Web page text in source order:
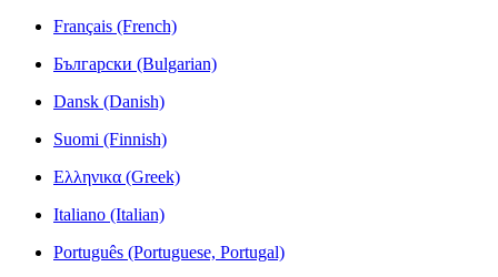
Français (French)
Български (Bulgarian)
Dansk (Danish)
Suomi (Finnish)
Ελληνικα (Greek)
Italiano (Italian)
Português (Portuguese, Portugal)